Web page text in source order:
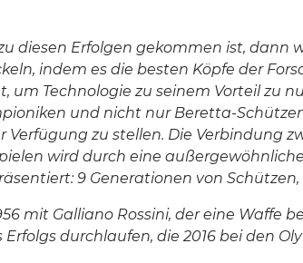
diesen Erfolgen gekommen ist, dann
indem es die besten Köpfe der
um Technologie zu seinem Vorteil zu
und nicht nur Beretta-
Verfügung zu stellen. Die Verbindung
wird durch eine
9 Generationen von Schützen,
mit Galliano Rossini, der eine
Erfolgs durchlaufen, die 2016 bei den